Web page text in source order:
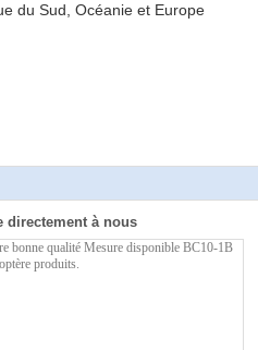
du Sud, Océanie et Europe
directement à nous